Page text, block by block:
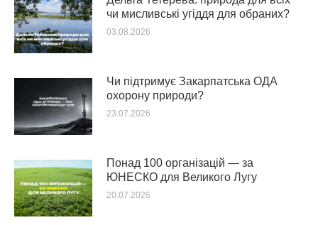
чи мисливські угіддя для обраних?
03.08.2026
Чи підтримує Закарпатська ОДА
охорону природи?
23.07.2026
Понад 100 організацій — за
ЮНЕСКО для Великого Лугу
20.07.2026